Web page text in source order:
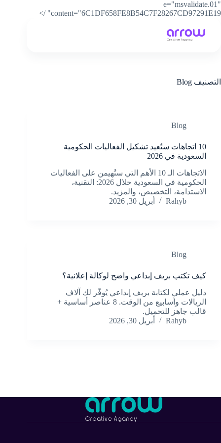
e="msvalidate.01"
content="6C1DF658FE8B54C7F28267CD97291E19" />
التصنيف
Blog
10 اتجاهات ستُعيد تشكيل الفعاليات الحكومية
السعودية في 2026
الاتجاهات الـ 10 الأهم التي ستُهيمن على الفعاليات
الحكومية في السعودية خلال 2026: التقنية،
الاستدامة، التخصيص، والمزيد.
Rahyb
أبريل 30, 2026
Blog
كيف تكتب بريف إبداعي واضح لوكالة إعلانية؟
دليل عملي لكتابة بريف إبداعي يُوفّر لك آلاف
الريالات وأسابيع من الوقت. 8 عناصر أساسية +
قالب جاهز للتحميل.
Rahyb
أبريل 30, 2026